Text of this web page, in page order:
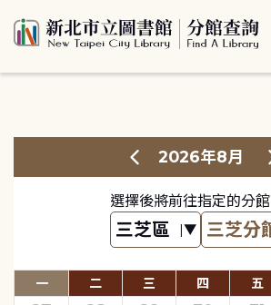
2026年8月
選擇後將前往指定的分館
一 二 三 四 五